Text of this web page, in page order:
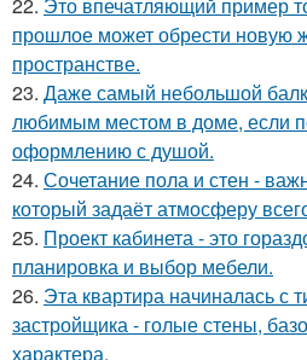
22. Это впечатляющий пример
прошлое может обрести новую
пространстве.
23. Даже самый небольшой
любимым местом в доме, если
оформлению с душой.
24. Сочетание пола и стен -
который задаёт атмосферу
25. Проект кабинета - это
планировка и выбор мебели.
26. Эта квартира начиналась с
застройщика - голые стены,
характера.